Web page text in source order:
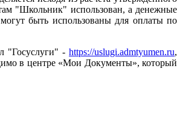
"Школьник" использован, а денежные
быть использованы для оплаты по
"Госуслуги" -https://uslugi.admtyumen.ru,
в центре «Мои Документы», который